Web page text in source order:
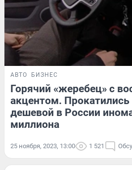
АВТО БИЗНЕС
Горячий «жеребец» с
акцентом. Прокатились
дешевой в России
миллиона
25 ноября, 2023, 13:00 1 521